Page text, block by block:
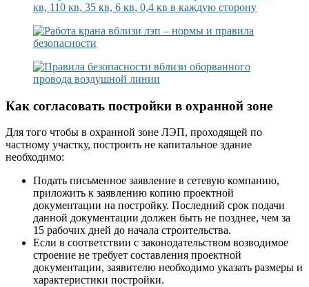
Как согласовать постройки в охранной зоне
Для того чтобы в охранной зоне ЛЭП, проходящей по
частному участку, построить не капитальное здание
необходимо:
Подать письменное заявление в сетевую компанию,
приложить к заявлению копию проектной
документации на постройку. Последний срок подачи
данной документации должен быть не позднее, чем за
15 рабочих дней до начала строительства.
Если в соответствии с законодательством возводимое
строение не требует составления проектной
документации, заявителю необходимо указать размеры и
характеристики постройки.